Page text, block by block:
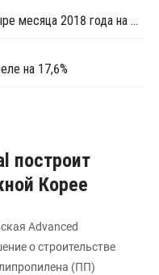
АвтоВАЗ нарастил продажи за четыре месяца 2018 года на четверть
на 17,6%
построит
Корее
Advanced
о строительстве
(ПП)